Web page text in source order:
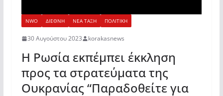
NWO ΔΙΕΘΝΗ ΝΕΑ ΤΑΞΗ ΠΟΛΙΤΙΚΗ
30 Αυγούστου 2023 korakasnews
Η Ρωσία εκπέμπει έκκληση
προς τα στρατεύματα της
Ουκρανίας “Παραδοθείτε για